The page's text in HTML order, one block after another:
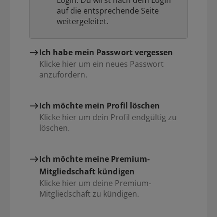
auf die entsprechende Seite
weitergeleitet.
Ich habe mein Passwort vergessen
Klicke hier um ein neues Passwort
anzufordern.
Ich möchte mein Profil löschen
Klicke hier um dein Profil endgültig zu
löschen.
Ich möchte meine Premium-
Mitgliedschaft kündigen
Klicke hier um deine Premium-
Mitgliedschaft zu kündigen.